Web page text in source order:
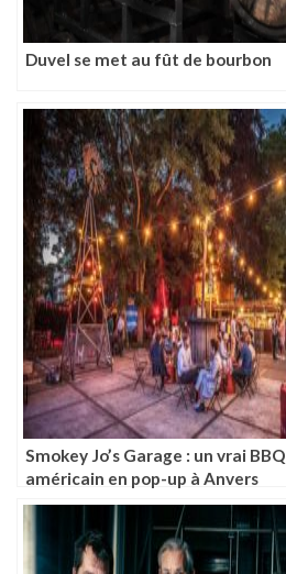
Duvel se met au fût de bourbon
Smokey Jo’s Garage : un vrai BBQ
américain en pop-up à Anvers